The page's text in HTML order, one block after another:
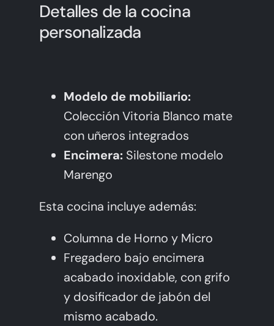
Detalles de la cocina
personalizada
Modelo de mobiliario:
Colección Vitoria Blanco mate
con uñeros integrados
Encimera:Silestone modelo
Marengo
Esta cocina incluye además:
Columna de Horno y Micro
Fregadero bajo encimera
acabado inoxidable, con grifo
y dosificador de jabón del
mismo acabado.